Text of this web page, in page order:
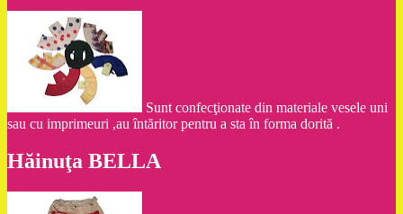
Sunt confecţionate din materiale vesele uni
sau cu imprimeuri ,au întăritor pentru a sta în forma dorită .
Hăinuţa BELLA